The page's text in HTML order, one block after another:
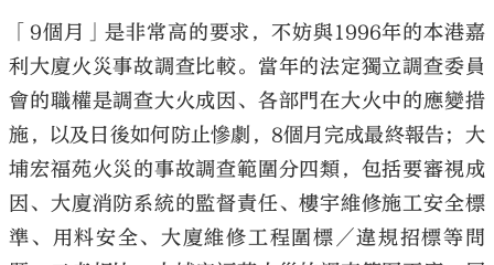
「9個月」是非常高的要求，不妨與1996年的本港嘉
利大廈火災事故調查比較。當年的法定獨立調查委員
會的職權是調查大火成因、各部門在大火中的應變措
施，以及日後如何防止慘劇，8個月完成最終報告；大
埔宏福苑火災的事故調查範圍分四類，包括要審視成
因、大廈消防系統的監督責任、樓宇維修施工安全標
準、用料安全、大廈維修工程圍標／違規招標等問